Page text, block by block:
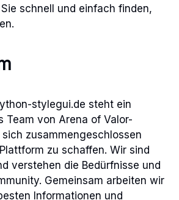
schnell und einfach finden,
stylegui.de steht ein
Team von Arena of Valor-
zusammengeschlossen
zu schaffen. Wir sind
verstehen die Bedürfnisse und
Gemeinsam arbeiten wir
Informationen und